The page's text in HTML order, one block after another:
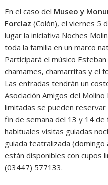
En el caso del Museo y
Forclaz (Colón), el viernes 5
lugar la iniciativa Noches
toda la familia en un marco
Participará el músico
chamames, chamarritas y el
Las entradas tendrán un
Asociación Amigos del Molino
limitadas se pueden
fin de semana del 13 y 14
habituales visitas guiadas
guiada teatralizada
están disponibles con cupos
(03447) 577133.